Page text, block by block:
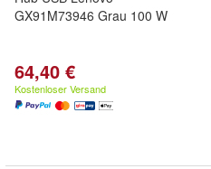
GX91M73946 Grau 100 W
64,40 €
Kostenloser Versand